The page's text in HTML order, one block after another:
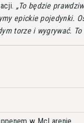
To będzie
epickie pojedynki.
torze i wygrywać.